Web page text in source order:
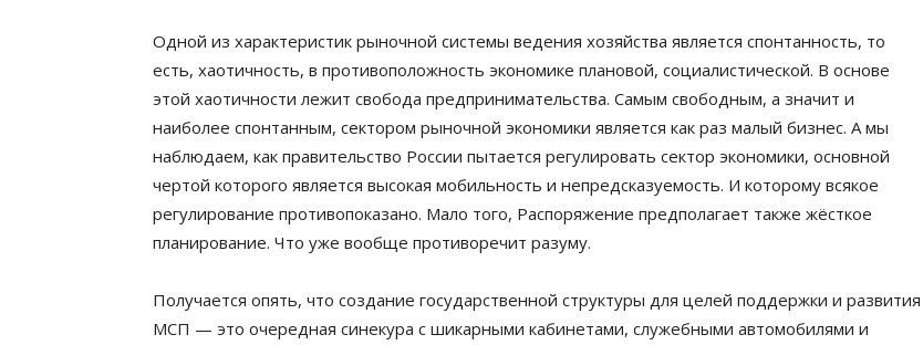
Одной из характеристик рыночной системы ведения хозяйства является спонтанность, то
есть, хаотичность, в противоположность экономике плановой, социалистической. В основе
этой хаотичности лежит свобода предпринимательства. Самым свободным, а значит и
наиболее спонтанным, сектором рыночной экономики является как раз малый бизнес. А мы
наблюдаем, как правительство России пытается регулировать сектор экономики, основной
чертой которого является высокая мобильность и непредсказуемость. И которому всякое
регулирование противопоказано. Мало того, Распоряжение предполагает также жёсткое
планирование. Что уже вообще противоречит разуму.
Получается опять, что создание государственной структуры для целей поддержки и развития
МСП — это очередная синекура с шикарными кабинетами, служебными автомобилями и